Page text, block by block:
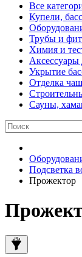
Все
Купели,
Трубы и
Химия и
Аксессуары
Укрытие
Отделка
Сауны,
Подсветка
Прожектор